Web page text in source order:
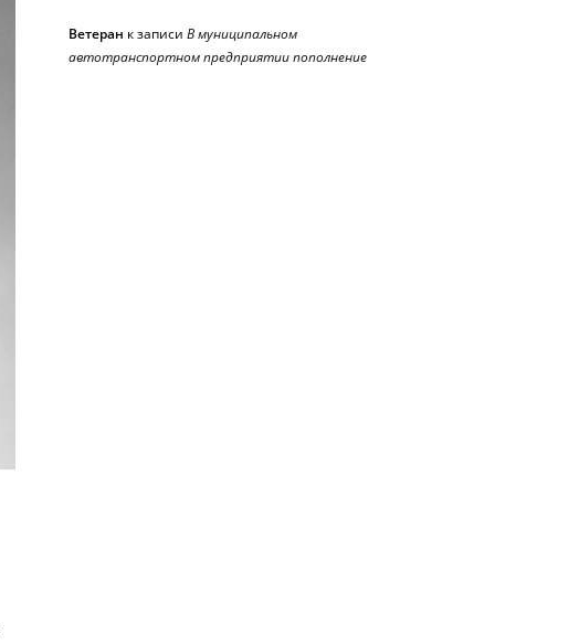
Ветеран к записи В муниципальном
автотранспортном предприятии пополнение